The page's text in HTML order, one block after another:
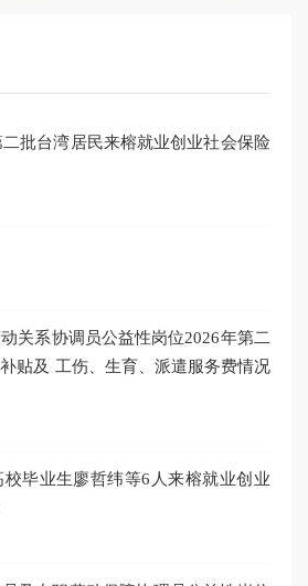
批台湾居民来榕就业创业社会保险
关系协调员公益性岗位2026年第二
贴及 工伤、生育、派遣服务费情况
毕业生廖哲纬等6人来榕就业创业